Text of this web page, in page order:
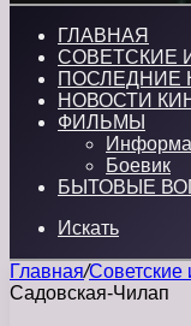
ГЛАВНАЯ
СОВЕТСКИЕ
ПОСЛЕДНИЕ
НОВОСТИ
ФИЛЬМЫ
Боевик
БЫТОВЫЕ
Искать
Главная/Советские
Садовская-Чилап